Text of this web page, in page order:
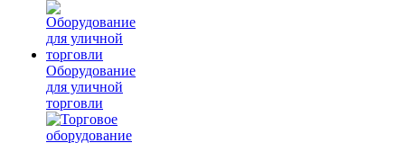
Оборудование
для уличной
торговли